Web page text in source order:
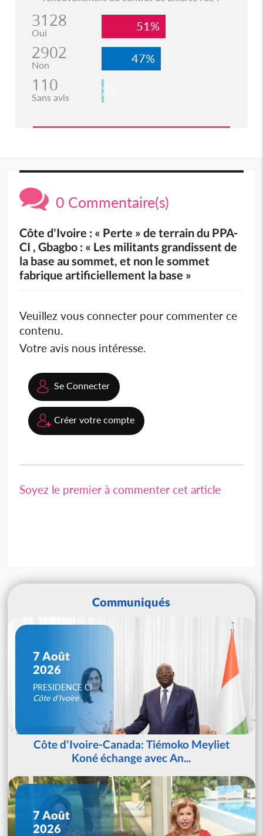
3128
Oui 51%
2902
Non 47%
110
Sans avis 2%
0 Commentaire(s)
Côte d'Ivoire : « Perte » de terrain du PPA-
CI , Gbagbo : « Les militants grandissent de
la base au sommet, et non le sommet
fabrique artificiellement la base »
Veuillez vous connecter pour commenter ce
contenu.
Votre avis nous intéresse.
Se Connecter
Créer votre compte
Soyez le premier à commenter cet article
Communiqués
7 Août
2026
PRESIDENCE CI
Côte d'Ivoire
Côte d'Ivoire-Canada: Tiémoko Meyliet
Koné échange avec An...
7 Août
2026